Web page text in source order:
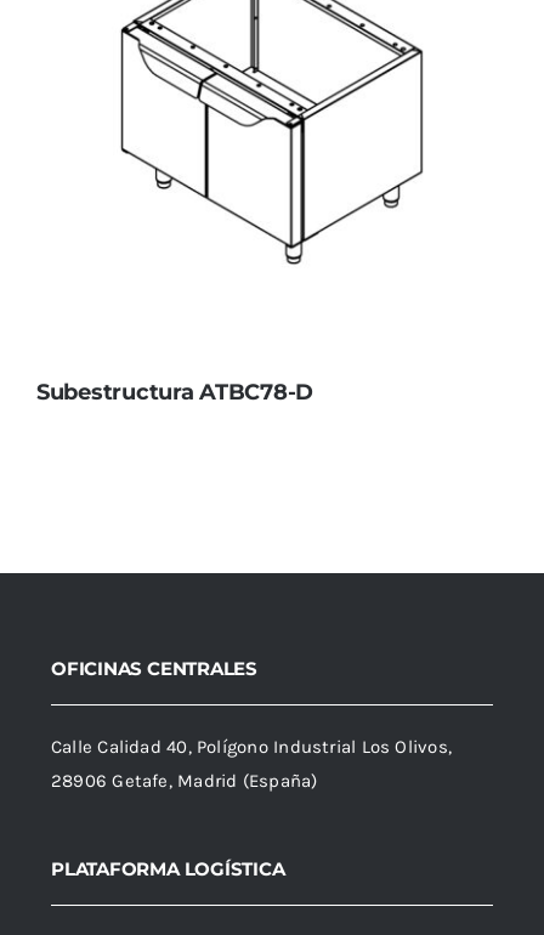
Subestructura ATBC78-D
OFICINAS CENTRALES
Calle Calidad 40, Polígono Industrial Los Olivos,
28906 Getafe, Madrid (España)
PLATAFORMA LOGÍSTICA